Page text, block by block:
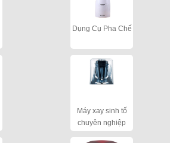
Dụng Cụ Pha Chế
Máy xay sinh tố
chuyên nghiệp